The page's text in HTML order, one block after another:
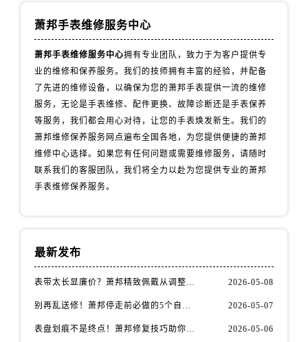
萧邦手表维修服务中心
萧邦手表维修服务中心拥有专业团队，致力于为客户提供专
业的维修和保养服务。我们的技师拥有丰富的经验，并配备
了先进的维修设备，以确保为您的萧邦手表提供一流的维修
服务，无论是手表维修、配件更换、故障诊断还是手表保养
等服务，我们都会用心对待，让您的手表焕发新生。我们的
萧邦维修保养服务网点遍布全国各地，为您提供便捷的萧邦
维修中心选择。如果您有任何问题或需要维修服务，请随时
联系我们的客服团队，我们将全力以赴为您提供专业的萧邦
手表维修保养服务。
最新发布
表带太长显廉价？萧邦精致佩戴从调整开始！ 2026-05-08
别再乱送修！萧邦停走前必做的5个自检步骤 2026-05-07
表盘划痕不是终点！萧邦修复技巧助你重拾自信 2026-05-06